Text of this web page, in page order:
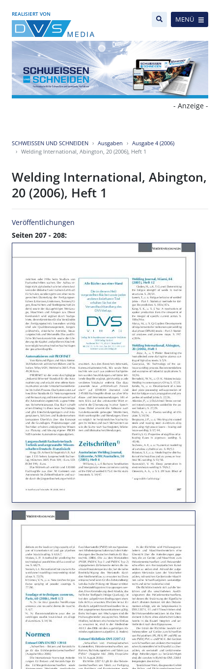
REALISIERT VON
MENÜ
- Anzeige -
SCHWEISSEN UND SCHNEIDEN Ausgaben
Ausgabe 4 (2006)
Welding International, Abington, 20 (2006), Heft 1
Welding International, Abington,
20 (2006), Heft 1
Veröffentlichungen
Seiten 207 - 208: